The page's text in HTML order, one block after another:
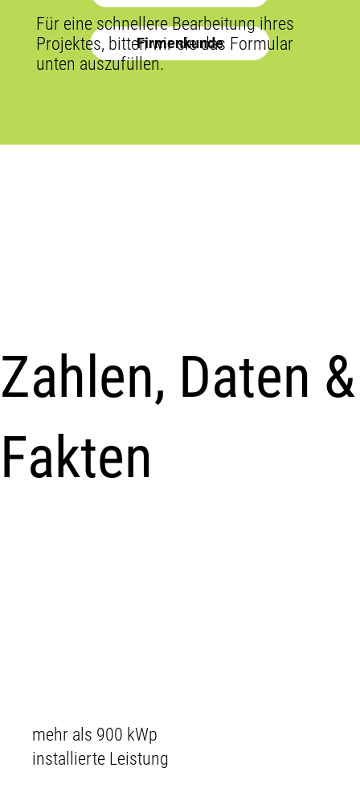
Firmenkunde
Für eine schnellere Bearbeitung ihres
Projektes, bitten wir sie das Formular
unten auszufüllen.
Zahlen, Daten &
Fakten
mehr als 900 kWp
installierte Leistung